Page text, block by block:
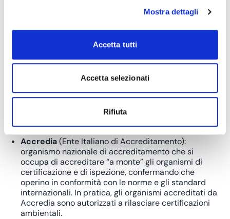
Mostra dettagli
Accetta tutti
Accetta selezionati
Rifiuta
Chi rilascia le certificazioni
ambientali?
diverse organizzazioni accreditate e autorizzate
indipendenti che operano sulla base di precisi criteri e
di standard internazionali o nazionali. Ecco alcune delle
organizzazioni coinvolte nella certificazione
Accredia(Ente Italiano di Accreditamento):
organismo nazionale di accreditamento che si
occupa di accreditare “a monte” gli organismi di
certificazione e di ispezione, confermando che
operino in conformità con le norme e gli standard
internazionali. In pratica, gli organismi accreditati da
Accredia sono autorizzati a rilasciare certificazioni
ambientali.